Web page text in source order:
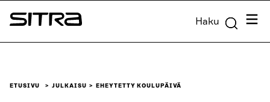
Siirry
suoraan
Sitra Haku
ETUSIVU JULKAISU EHEYTETTY KOULUPÄIVÄ